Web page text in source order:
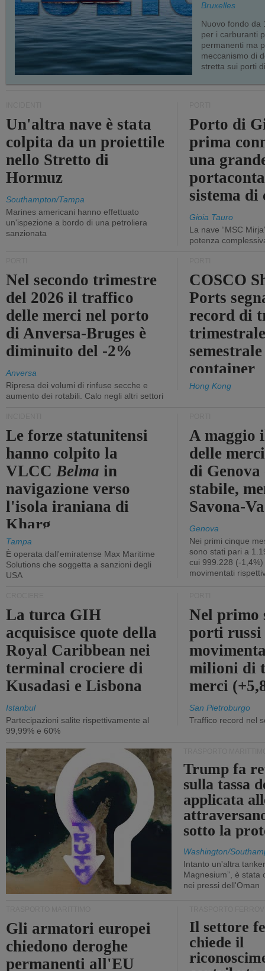
Bruxelles
Nuovo fondo da
per i carburanti
permanenti ma
meccanismo di
stretta sui porti
Un'altra nave è stata
colpita da un proiettile
nello Stretto di
Hormuz
Southampton/Tampa
Marines americani hanno effettuato
un'ispezione a bordo di una petroliera
sanzionata
Porto di
prima
una
sistema
Gioia Tauro
La nave “MSC
potenza
Nel secondo trimestre
del 2026 il traffico
delle merci nel porto
di Anversa-Bruges è
diminuito del -2%
Anversa
Ripresa dei volumi di rinfuse secche e
aumento dei rotabili. Calo negli altri settori
COSCO
Ports
record di
container
Hong Kong
Le forze statunitensi
hanno colpito la
VLCCBelma in
navigazione verso
l'isola iraniana di
Kharg
Tampa
È operata dall'emiratense Max Maritime
Solutions che soggetta a sanzioni degli
USA
A maggio
delle
di
stabile,
Savona-
Genova
Nei primi cinque
sono stati pari a
cui 999.228 (-
movimentati
La turca GIH
acquisisce quote della
Royal Caribbean nei
terminal crociere di
Kusadasi e Lisbona
Istanbul
Partecipazioni salite rispettivamente al
99,99% e 60%
Nel primo
porti russi
milioni di
merci
San Pietroburgo
Traffico record nel
Trump fa
sulla tassa
applicata
sotto la
Washington/
Intanto un'altra
Magnesium”, è stata
nei pressi dell'Oman
Gli armatori europei
chiedono deroghe
permanenti all'EU
Il settore
chiede il